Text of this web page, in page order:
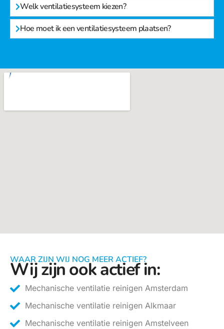
Welk ventilatiesysteem kiezen?
Hoe moet ik een ventilatiesysteem plaatsen?
WAAR ZIJN WIJ NOG MEER ACTIEF?
Wij zijn ook actief in:
Mechanische ventilatie reinigen Amsterdam
Mechanische ventilatie reinigen Alkmaar
Mechanische ventilatie reinigen Amstelveen